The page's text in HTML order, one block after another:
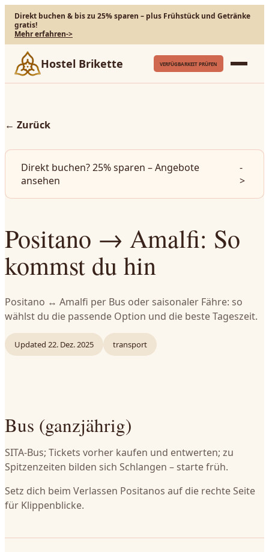
Direkt buchen & bis zu 25% sparen – plus Frühstück und Getränke
gratis!
Mehr erfahren->
Hostel Brikette VERFÜGBARKEIT PRÜFEN
← Zurück
Direkt buchen? 25% sparen – Angebote
ansehen
-
>
Positano → Amalfi: So
kommst du hin
Positano ↔ Amalfi per Bus oder saisonaler Fähre: so
wählst du die passende Option und die beste Tageszeit.
Updated 22. Dez. 2025 transport
Bus (ganzjährig)
SITA-Bus; Tickets vorher kaufen und entwerten; zu
Spitzenzeiten bilden sich Schlangen – starte früh.
Setz dich beim Verlassen Positanos auf die rechte Seite
für Klippenblicke.